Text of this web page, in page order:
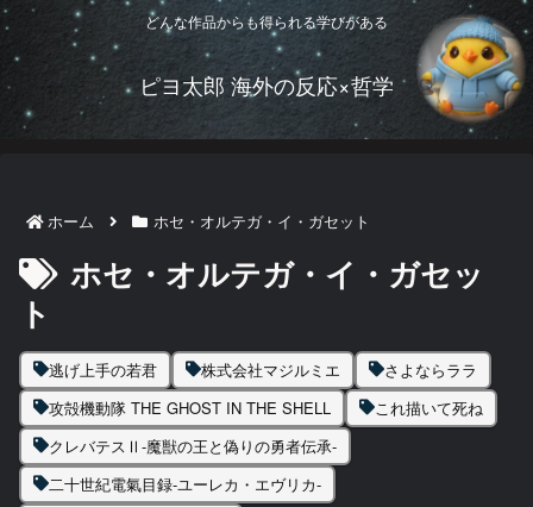
どんな作品からも得られる学びがある
ピヨ太郎 海外の反応×哲学
ホーム ホセ・オルテガ・イ・ガセット
ホセ・オルテガ・イ・ガセッ
ト
逃げ上手の若君 株式会社マジルミエ
さよならララ
攻殻機動隊 THE GHOST IN THE SHELL
これ描いて死ね
クレバテスⅡ-魔獣の王と偽りの勇者伝承-
二十世紀電氣目録-ユーレカ・エヴリカ-